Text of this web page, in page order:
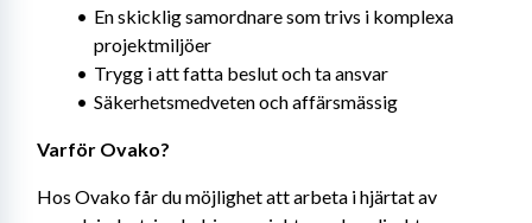
En skicklig samordnare som trivs i komplexa
projektmiljöer
Trygg i att fatta beslut och ta ansvar
Säkerhetsmedveten och affärsmässig
Varför Ovako?
Hos Ovako får du möjlighet att arbeta i hjärtat av